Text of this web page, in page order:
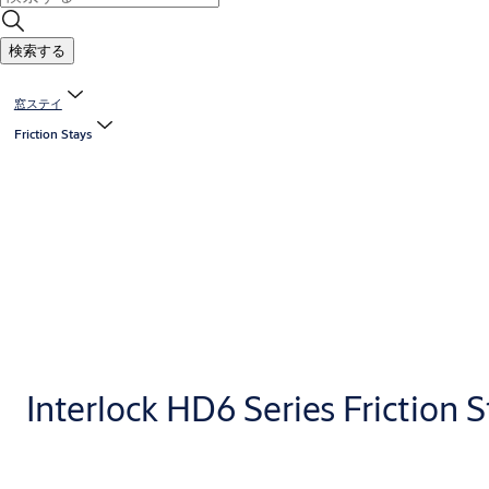
検索する
窓ステイ
Friction Stays
Interlock HD6 Series Friction